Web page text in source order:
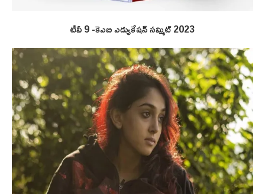
టీవీ 9 -కెఎబి ఎడ్యుకేషన్ సమ్మిట్ 2023